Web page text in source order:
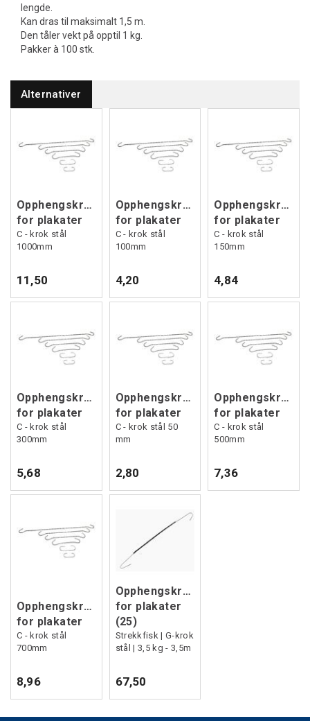
lengde.
Kan dras til maksimalt 1,5 m.
Den tåler vekt på opptil 1 kg.
Pakker à 100 stk.
Alternativer
Opphengskrok
for plakater
C - krok stål
1000mm
11,50
Opphengskrok
for plakater
C - krok stål
100mm
4,20
Opphengskrok
for plakater
C - krok stål
150mm
4,84
Opphengskrok
for plakater
C - krok stål
300mm
5,68
Opphengskrok
for plakater
C - krok stål 50
mm
2,80
Opphengskrok
for plakater
C - krok stål
500mm
7,36
Opphengskrok
for plakater
C - krok stål
700mm
8,96
Opphengskrok
for plakater
(25)
Strekkfisk | G-krok
stål | 3,5 kg - 3,5m
67,50